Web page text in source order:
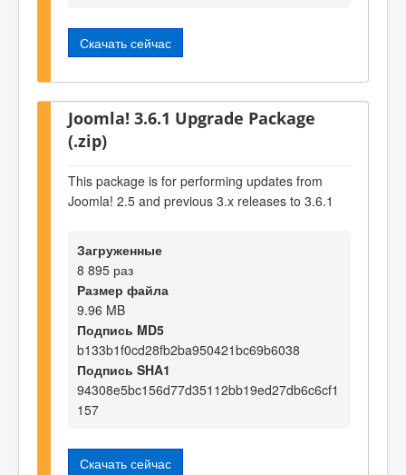
Скачать сейчас
Joomla! 3.6.1 Upgrade Package
(.zip)
This package is for performing updates from
Joomla! 2.5 and previous 3.x releases to 3.6.1
Загруженные
8 895 раз
Размер файла
9.96 MB
Подпись MD5
b133b1f0cd28fb2ba950421bc69b6038
Подпись SHA1
94308e5bc156d77d35112bb19ed27db6c6cf1
157
Скачать сейчас